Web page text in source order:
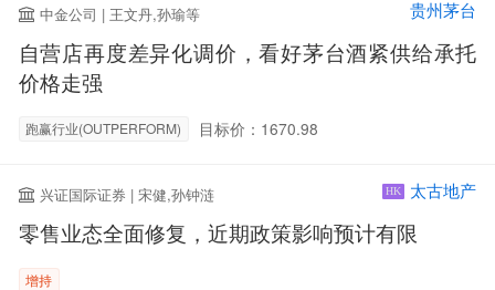
中金公司 | 王文丹,孙瑜等 贵州茅台
自营店再度差异化调价，看好茅台酒紧供给承托
价格走强
跑赢行业(OUTPERFORM) 目标价：1670.98
兴证国际证券 | 宋健,孙钟涟 HK 太古地产
零售业态全面修复，近期政策影响预计有限
增持